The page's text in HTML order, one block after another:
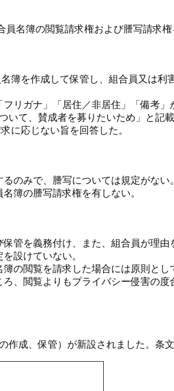
名簿の閲覧請求権および謄写請求権
簿を作成して保管し、組合員又は
リガナ」「居住／非居住」「備考」
いて、賛成者を募りたいため」と
に応じない旨を回答した。
のみで、謄写については規定がない。
簿の謄写請求権を有しない。
管を義務付け、また、組合員が理
設けていない。
の閲覧を請求した場合には原則と
、閲覧よりもプライバシー侵害の
成、保管）が新設されました。条文